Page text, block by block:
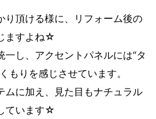
り頂ける様に、リフォーム後の
ますよね☆
し、アクセントパネルには“タ
もりを感じさせています。
ムに加え、見た目もナチュラル
ています☆